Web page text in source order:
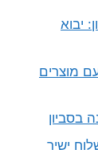
יבוא
מוצרים
בסביון
ישיר